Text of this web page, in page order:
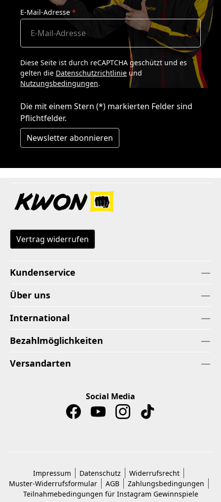
E-Mail-Adresse *
Diese Seite ist durch reCAPTCHA geschützt und es
gelten die Datenschutzrichtlinie und
Nutzungsbedingungen.
Die mit einem Stern (*) markierten Felder sind
Pflichtfelder.
Newsletter abonnieren
Vertrag widerrufen
Kundenservice
Über uns
International
Bezahlmöglichkeiten
Versandarten
Social Media
Impressum Datenschutz
Widerrufsrecht
Muster-Widerrufsformular
AGB
Zahlungsbedingungen
Teilnahmebedingungen für Instagram Gewinnspiele